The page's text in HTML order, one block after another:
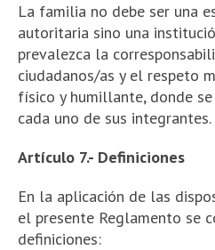
La familia no debe ser una
autoritaria sino una
prevalezca la
ciudadanos/as y el respeto
físico y humillante, donde
cada uno de sus integrantes.
Artículo 7.- Definiciones
En la aplicación de las
el presente Reglamento se
definiciones: